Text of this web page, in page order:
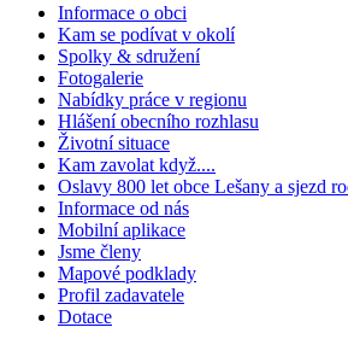
Informace o obci
Kam se podívat v okolí
Spolky & sdružení
Fotogalerie
Nabídky práce v regionu
Hlášení obecního rozhlasu
Životní situace
Kam zavolat když....
Oslavy 800 let obce Lešany a sjezd
Informace od nás
Mobilní aplikace
Jsme členy
Mapové podklady
Profil zadavatele
Dotace